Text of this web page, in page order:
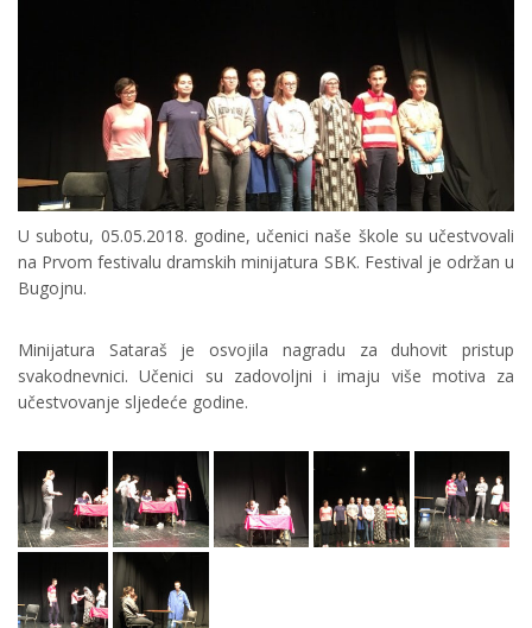
U subotu, 05.05.2018. godine, učenici naše škole su učestvovali
na Prvom festivalu dramskih minijatura SBK. Festival je održan u
Bugojnu.
Minijatura Sataraš je osvojila nagradu za duhovit pristup
svakodnevnici. Učenici su zadovoljni i imaju više motiva za
učestvovanje sljedeće godine.